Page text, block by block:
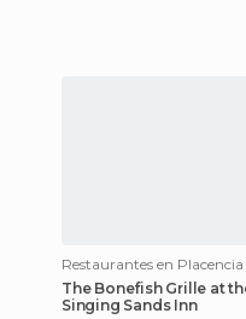
Restaurantes en Placencia
The Bonefish Grille at
Singing Sands Inn